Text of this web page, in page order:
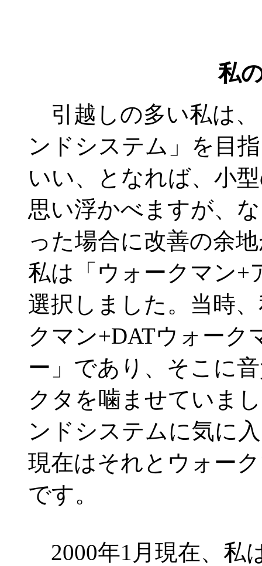
私
引越しの多い私は
ンドシステム」を目
いい、となれば、小
思い浮かべますが、
った場合に改善の余
私は「ウォークマン+
選択しました。当時
クマン+DATウォーク
ー」であり、そこに
クタを噛ませていま
ンドシステムに気に
現在はそれとウォー
です。
2000年1月現在、私